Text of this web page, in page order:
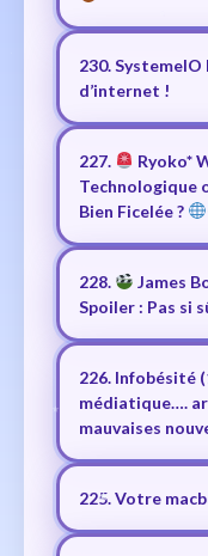
230.
d’internet !
227.
Ryoko*
Technologique
Bien Ficelée ?
228.
James
Spoiler : Pas si
226. Infobésité
médiatique….
mauvaises
225. Votre